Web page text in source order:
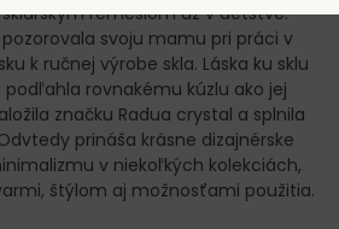
remeslom už v detstve.
svoju mamu pri práci v
k ručnej výrobe skla. Láska ku sklu
podľahla rovnakému kúzlu ako jej
značku Radua crystal a splnila
prináša krásne dizajnérske
v niekoľkých kolekciách,
štýlom aj možnosťami použitia.